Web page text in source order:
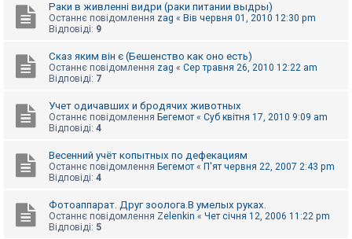
Раки в живленні видри (раки питании выдры)
Останнє повідомлення zag « Вів червня 01, 2010 12:30 pm
Відповіді: 9
Сказ яким він є (Бешенство как оно есть)
Останнє повідомлення zag « Сер травня 26, 2010 12:22 am
Відповіді: 7
Учет одичавших и бродячих животных
Останнє повідомлення Бегемот « Суб квітня 17, 2010 9:09 am
Відповіді: 4
Весенний учёт копытных по дефекациям
Останнє повідомлення Бегемот « П'ят червня 22, 2007 2:43 pm
Відповіді: 4
Фотоаппарат. Друг зоолога.В умелых руках.
Останнє повідомлення Zelenkin « Чет січня 12, 2006 11:22 pm
Відповіді: 5